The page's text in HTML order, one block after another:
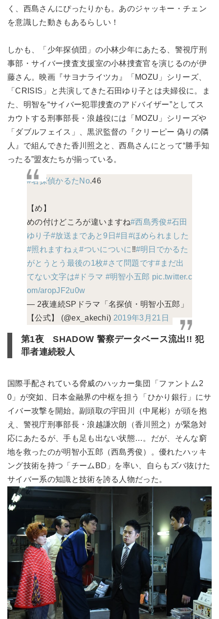
く、西島さんにぴったりかも。あのジャッキー・チェン
を意識した動きもあるらしい！
しかも、「少年探偵団」の小林少年にあたる、警視庁刑
事部・サイバー捜査支援室の小林捜査官を演じるのが伊
藤さん。映画『サヨナライツカ』「MOZU」シリーズ、
「CRISIS」と共演してきた石田ゆり子とは夫婦役に。ま
た、明智を“サイバー犯罪捜査のアドバイザー”としてス
カウトする刑事部長・浪越役には「MOZU」シリーズや
「ダブルフェイス」、黒沢監督の『クリーピー 偽りの隣
人』で組んできた香川照之と、西島さんにとって“勝手知
ったる”盟友たちが揃っている。
#名探偵かるたNo.46
【め】
めの付けどころが違いますね#西島秀俊#石田
ゆり子#放送まであと9日 #目 #ほめられました
#照れますねぇ#ついについに ‼️#明日でかるた
がとうとう最後の1枚#さて問題です#まだ出
てない文字は#ドラマ #明智小五郎 pic.twitter.c
om/aropJF2u0w
— 2夜連続SPドラマ「名探偵・明智小五郎」
【公式】 (@ex_akechi) 2019年3月21日
第1夜 SHADOW 警察データベース流出!! 犯
罪者連続殺人
国際手配されている脅威のハッカー集団「ファントム2
0」が突如、日本金融界の中枢を担う「ひかり銀行」にサ
イバー攻撃を開始。副頭取の宇田川（中尾彬）が頭を抱
え、警視庁刑事部長・浪越謙次朗（香川照之）が緊急対
応にあたるが、手も足も出ない状態…。だが、そんな窮
地を救ったのが明智小五郎（西島秀俊）。優れたハッキ
ング技術を持つ「チームBD」を率い、自らもズバ抜けた
サイバー系の知識と技術を誇る人物だった。